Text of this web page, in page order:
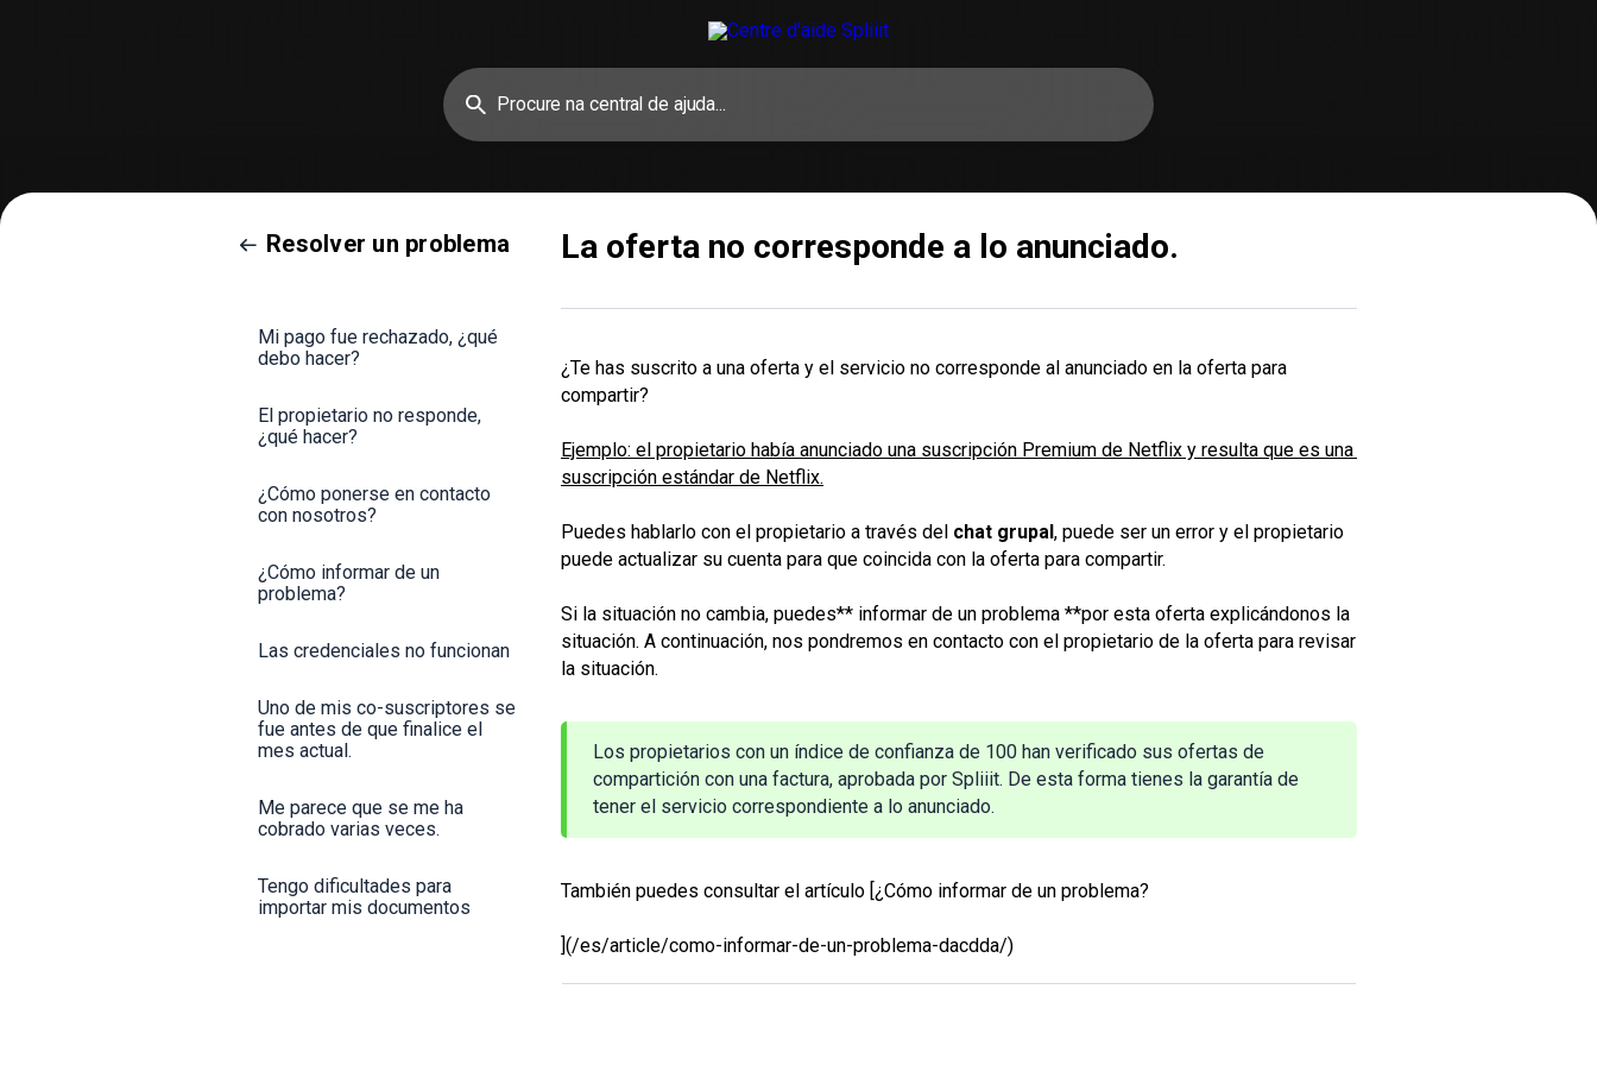
Resolver un problema
Mi pago fue rechazado, ¿qué
debo hacer?
El propietario no responde,
¿qué hacer?
¿Cómo ponerse en contacto
con nosotros?
¿Cómo informar de un
problema?
Las credenciales no funcionan
Uno de mis co-suscriptores se
fue antes de que finalice el
mes actual.
Me parece que se me ha
cobrado varias veces.
Tengo dificultades para
importar mis documentos
La oferta no corresponde a lo anunciado.
¿Te has suscrito a una oferta y el servicio no corresponde al anunciado en la oferta para
compartir?
Ejemplo: el propietario había anunciado una suscripción Premium de Netflix y resulta que es una
suscripción estándar de Netflix.
Puedes hablarlo con el propietario a través del chat grupal, puede ser un error y el propietario
puede actualizar su cuenta para que coincida con la oferta para compartir.
Si la situación no cambia, puedes** informar de un problema **por esta oferta explicándonos la
situación. A continuación, nos pondremos en contacto con el propietario de la oferta para revisar
la situación.
Los propietarios con un índice de confianza de 100 han verificado sus ofertas de
compartición con una factura, aprobada por Spliiit. De esta forma tienes la garantía de
tener el servicio correspondiente a lo anunciado.
También puedes consultar el artículo [¿Cómo informar de un problema?
](/es/article/como-informar-de-un-problema-dacdda/)